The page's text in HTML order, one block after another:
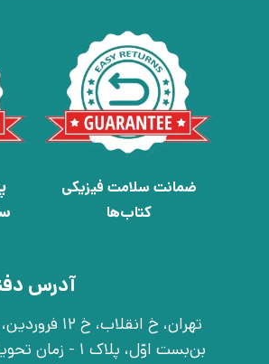
ضمانت سلامت فیزیکی
کتاب‌ها
آدرس
بن‌بست اوّل،